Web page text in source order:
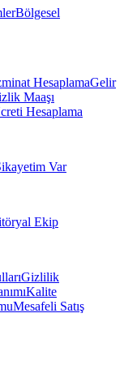
Bölgesel
HesaplamaGelir
Maaşı
Hesaplama
Var
Ekip
Gizlilik
Kalite
Mesafeli Satış